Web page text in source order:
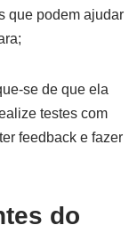
que podem ajudar
se de que ela
testes com
feedback e fazer
do